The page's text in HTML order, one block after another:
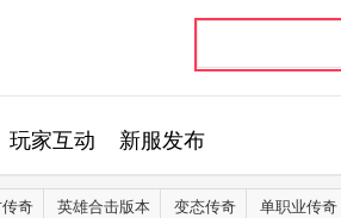
玩家互动 新服发布
奇 英雄合击版本 变态传奇 单职业传奇